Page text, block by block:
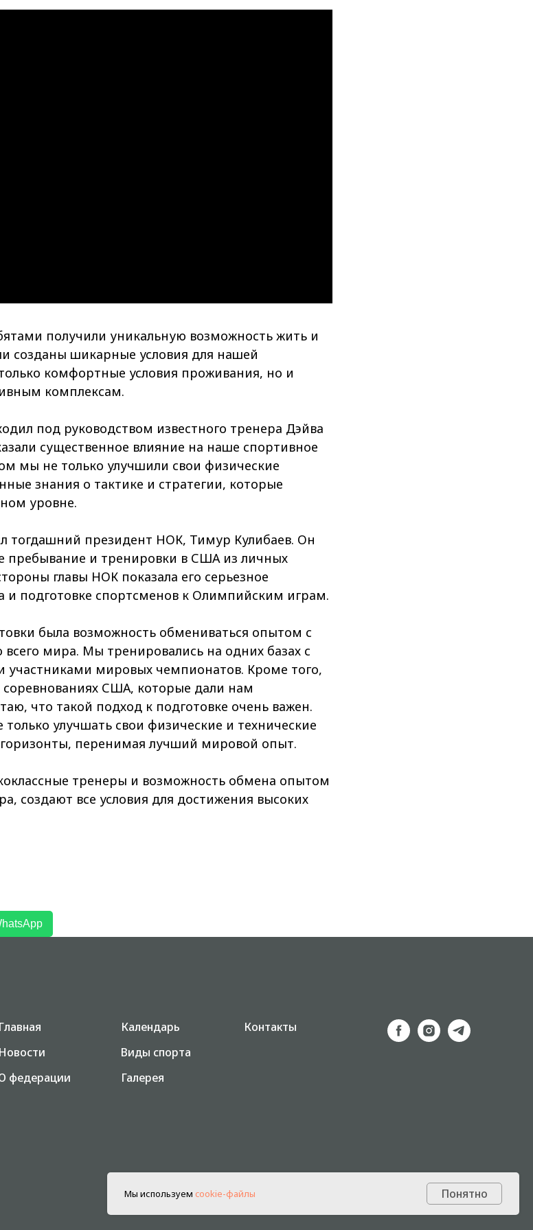
получили уникальную возможность жить и
созданы шикарные условия для нашей
комфортные условия проживания, но и
комплексам.
под руководством известного тренера Дэйва
существенное влияние на наше спортивное
мы не только улучшили свои физические
знания о тактике и стратегии, которые
уровне.
тогдашний президент НОК, Тимур Кулибаев. Он
пребывание и тренировки в США из личных
главы НОК показала его серьезное
и подготовке спортсменов к Олимпийским играм.
была возможность обмениваться опытом с
мира. Мы тренировались на одних базах с
мировых чемпионатов. Кроме того,
США, которые дали нам
что такой подход к подготовке очень важен.
улучшать свои физические и технические
перенимая лучший мировой опыт.
тренеры и возможность обмена опытом
создают все условия для достижения высоких
Главная
Новости
федерации
Календарь
Виды спорта
Галерея
Контакты
Мы используем cookie-файлы Понятно